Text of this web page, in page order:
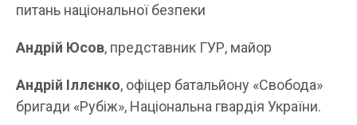
питань національної безпеки
Андрій Юсов, представник ГУР, майор
Андрій Іллєнко, офіцер батальйону «Свобода»
бригади «Рубіж», Національна гвардія України.